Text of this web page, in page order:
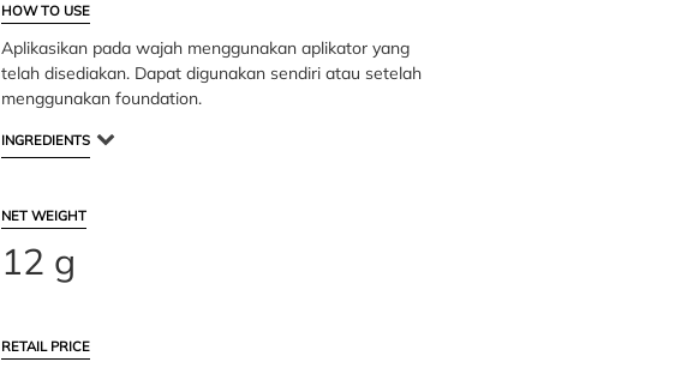
HOW TO USE
Aplikasikan pada wajah menggunakan aplikator yang
telah disediakan. Dapat digunakan sendiri atau setelah
menggunakan foundation.
INGREDIENTS
NET WEIGHT
12 g
RETAIL PRICE